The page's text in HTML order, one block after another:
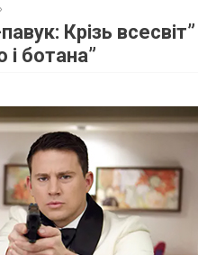
Крізь всесвіт”
ботана”